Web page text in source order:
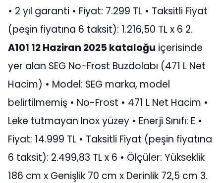
• 2 yıl garanti • Fiyat: 7.299 TL • Taksitli Fiyat
(peşin fiyatına 6 taksit): 1.216,50 TL x 6 2.
A101 12 Haziran 2025 kataloğu içerisinde
yer alan SEG No-Frost Buzdolabı (471 L Net
Hacim) • Model: SEG marka, model
belirtilmemiş • No-Frost • 471 L Net Hacim •
Leke tutmayan Inox yüzey • Enerji Sınıfı: E •
Fiyat: 14.999 TL • Taksitli Fiyat (peşin fiyatına
6 taksit): 2.499,83 TL x 6 • Ölçüler: Yükseklik
186 cm x Genişlik 70 cm x Derinlik 72,5 cm 3.